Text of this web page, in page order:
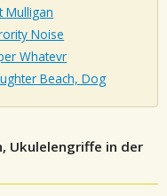
Mulligan
Noise
Whatevr
Beach, Dog
Ukulelengriffe in der